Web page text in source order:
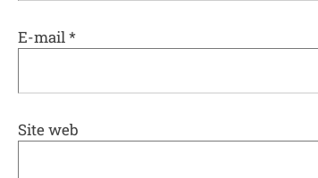
E-mail*
Site web